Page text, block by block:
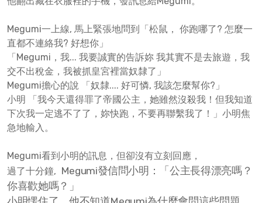
Megumi一上線, 馬上緊張地問到「松鼠， 你跑哪了? 怎麼一
直都不連絡我? 好想你」
「Megumi，我... 我要誠實的告訴妳 我其實不是去旅遊，我
交不出稅金，我被抓皇宮裡當奴隸了」
Megumi擔心的說 「奴隸.... 好可憐, 我該怎麼幫你?」
小明 「我今天還得罪了帝國公主，她雖然沒殺我！但我知道
下次我一定逃不了了，妳快跑，不要再聯繫我了！」小明焦
急地輸入。
Megumi看到小明的訊息，但卻沒有立刻回應，
過了十分鐘, Megumi發信問小明：
「公主長得漂亮嗎？
你喜歡她嗎？」